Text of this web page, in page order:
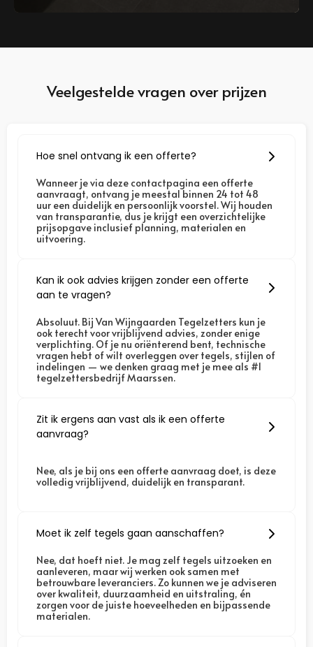
Veelgestelde vragen over prijzen
Hoe snel ontvang ik een offerte?
Wanneer je via deze contactpagina een offerte
aanvraagt, ontvang je meestal binnen 24 tot 48
uur een duidelijk en persoonlijk voorstel. Wij houden
van transparantie, dus je krijgt een overzichtelijke
prijsopgave inclusief planning, materialen en
uitvoering.
Kan ik ook advies krijgen zonder een offerte
aan te vragen?
Absoluut. Bij Van Wijngaarden Tegelzetters kun je
ook terecht voor vrijblijvend advies, zonder enige
verplichting. Of je nu oriënterend bent, technische
vragen hebt of wilt overleggen over tegels, stijlen of
indelingen — we denken graag met je mee als #1
tegelzettersbedrijf Maarssen.
Zit ik ergens aan vast als ik een offerte
aanvraag?
Nee, als je bij ons een offerte aanvraag doet, is deze
volledig vrijblijvend, duidelijk en transparant.
Moet ik zelf tegels gaan aanschaffen?
Nee, dat hoeft niet. Je mag zelf tegels uitzoeken en
aanleveren, maar wij werken ook samen met
betrouwbare leveranciers. Zo kunnen we je adviseren
over kwaliteit, duurzaamheid en uitstraling, én
zorgen voor de juiste hoeveelheden en bijpassende
materialen.